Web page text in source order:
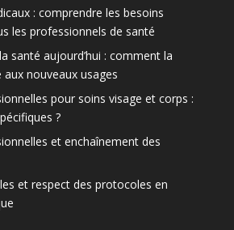
: comprendre les besoins
les professionnels de santé
santé aujourd’hui : comment la
aux nouveaux usages
pour soins visage et corps :
?
et enchaînement des
et respect des protocoles en